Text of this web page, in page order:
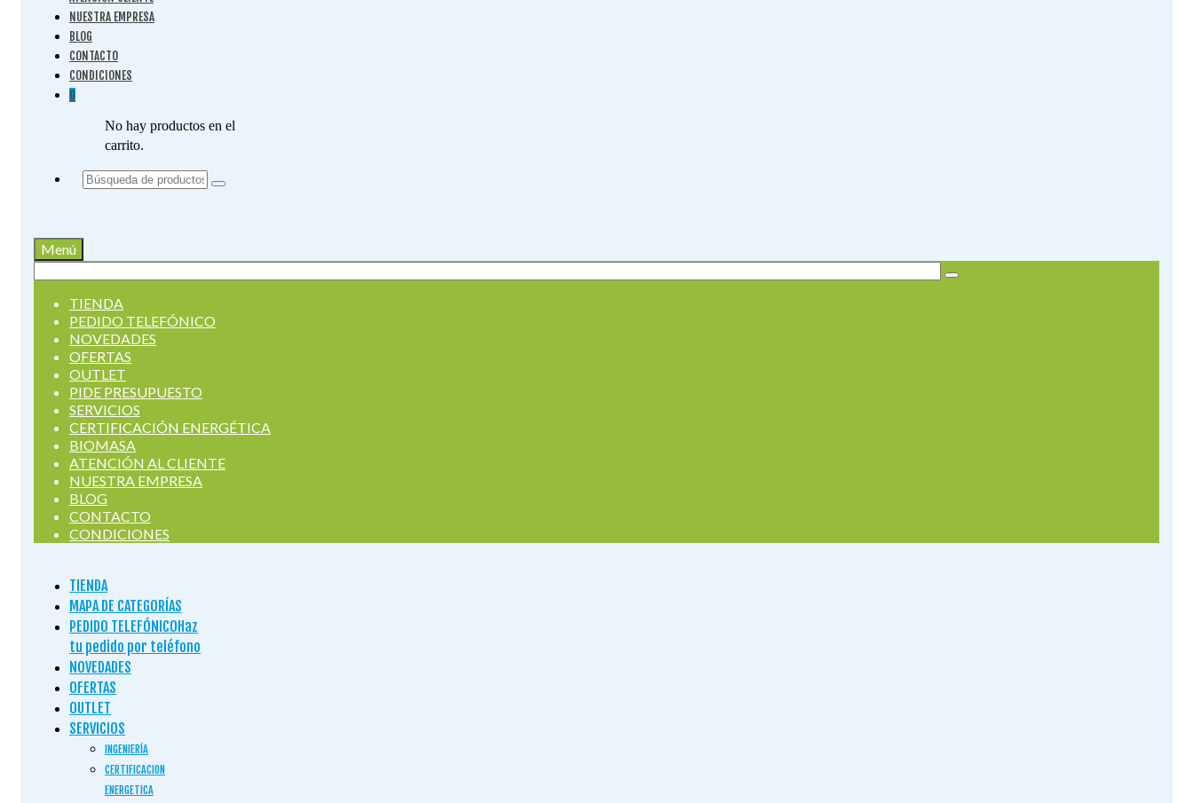
NUESTRA EMPRESA
BLOG
CONTACTO
CONDICIONES
0
No hay productos en el
carrito.
Buscar
Menú
TIENDA
PEDIDO TELEFÓNICO
NOVEDADES
OFERTAS
OUTLET
PIDE PRESUPUESTO
SERVICIOS
CERTIFICACIÓN ENERGÉTICA
BIOMASA
ATENCIÓN AL CLIENTE
NUESTRA EMPRESA
BLOG
CONTACTO
CONDICIONES
TIENDA
MAPA DE CATEGORÍAS
PEDIDO TELEFÓNICO Haz
tu pedido por teléfono
NOVEDADES
OFERTAS
OUTLET
SERVICIOS
INGENIERÍA
CERTIFICACION
ENERGETICA